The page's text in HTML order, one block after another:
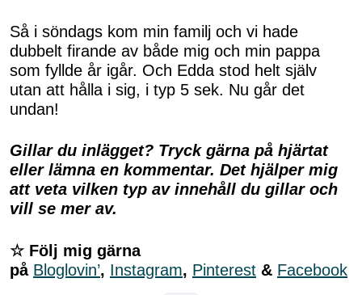
Så i söndags kom min familj och vi hade
dubbelt firande av både mig och min pappa
som fyllde år igår. Och Edda stod helt själv
utan att hålla i sig, i typ 5 sek. Nu går det
undan!
Gillar du inlägget? Tryck gärna på hjärtat
eller lämna en kommentar. Det hjälper mig
att veta vilken typ av innehåll du gillar och
vill se mer av.
☆ Följ mig gärna
på Bloglovin’, Instagram, Pinterest & Facebook